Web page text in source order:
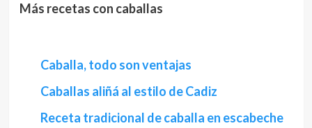
Más recetas con caballas
Caballa, todo son ventajas
Caballas aliñá al estilo de Cadiz
Receta tradicional de caballa en escabeche